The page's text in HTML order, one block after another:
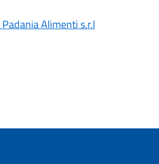
Alimenti s.r.l